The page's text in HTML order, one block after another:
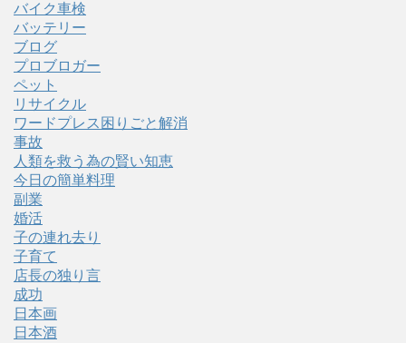
バイク車検
バッテリー
ブログ
プロブロガー
ペット
リサイクル
ワードプレス困りごと解消
事故
人類を救う為の賢い知恵
今日の簡単料理
副業
婚活
子の連れ去り
子育て
店長の独り言
成功
日本画
日本酒